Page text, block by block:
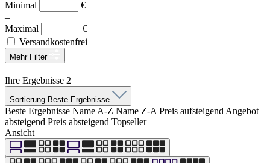
Minimal
€
–
Maximal
€
Versandkostenfrei
Mehr Filter
Ihre Ergebnisse 2
Sortierung Beste Ergebnisse
Beste Ergebnisse Name A-Z Name Z-A Preis aufsteigend Angebot
absteigend Preis absteigend Topseller
Ansicht